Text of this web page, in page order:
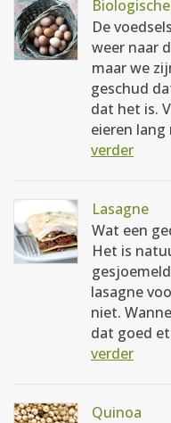
De
weer naar
maar we
geschud
dat het is.
eieren
verder
Lasagne
Wat een
Het is
lasagne
niet.
dat goed
verder
Quinoa